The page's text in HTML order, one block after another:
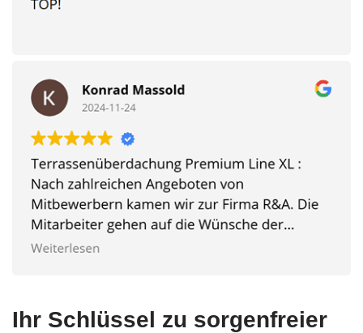
Ihr Schlüssel zu sorgenfreier